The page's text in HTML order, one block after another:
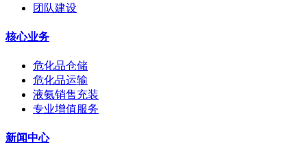
团队建设
核心业务
危化品仓储
危化品运输
液氨销售充装
专业增值服务
新闻中心